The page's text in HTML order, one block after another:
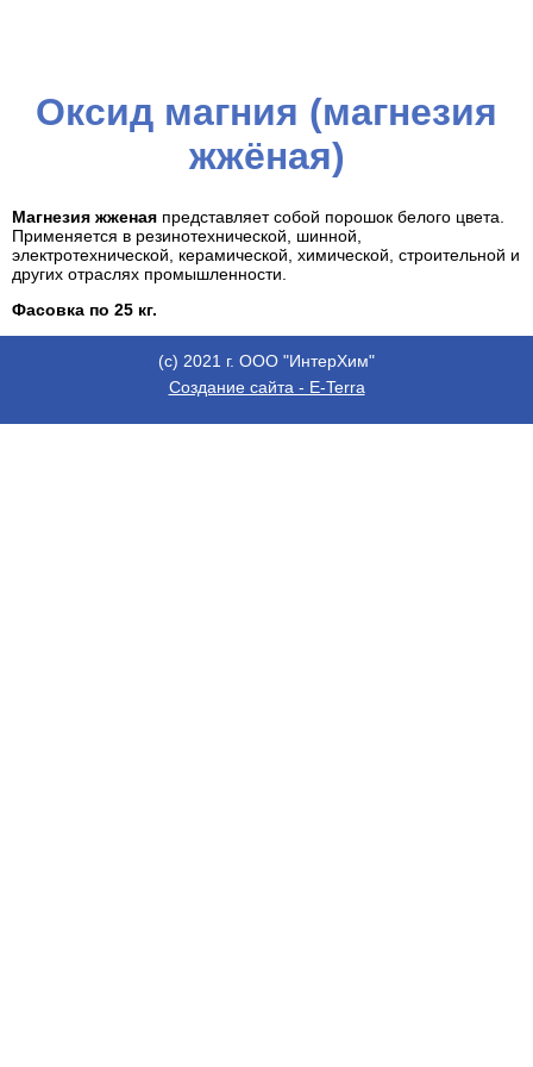
Оксид магния (магнезия
жжёная)
Магнезия жженая представляет собой порошок белого цвета.
Применяется в резинотехнической, шинной,
электротехнической, керамической, химической, строительной и
других отраслях промышленности.
Фасовка по 25 кг.
(с) 2021 г. ООО "ИнтерХим"
Создание сайта - E-Terra